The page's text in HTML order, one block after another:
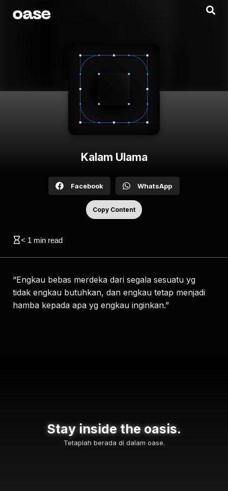
Kalam Ulama
Facebook WhatsApp
Copy Content
< 1 min read
“Engkau bebas merdeka dari segala sesuatu yg
tidak engkau butuhkan, dan engkau tetap menjadi
hamba kepada apa yg engkau inginkan.”
Stay inside the oasis.
Tetaplah berada di dalam oase.